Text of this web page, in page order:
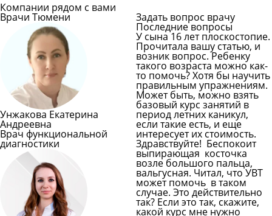
Компании рядом с вами
Врачи Тюмени
Унжакова Екатерина
Андреевна
Врач функциональной
диагностики
Задать вопрос врачу
Последние вопросы
У сына 16 лет плоскостопие.
Прочитала вашу статью, и
возник вопрос. Ребенку
такого возраста можно как-
то помочь? Хотя бы научить
правильным упражнениям.
Может быть, можно взять
базовый курс занятий в
период летних каникул,
если такие есть, и еще
интересует их стоимость.
Здравствуйте! Беспокоит
выпирающая косточка
возле большого пальца,
вальгусная. Читал, что УВТ
может помочь в таком
случае. Это действительно
так? Если это так, скажите,
какой курс мне нужно